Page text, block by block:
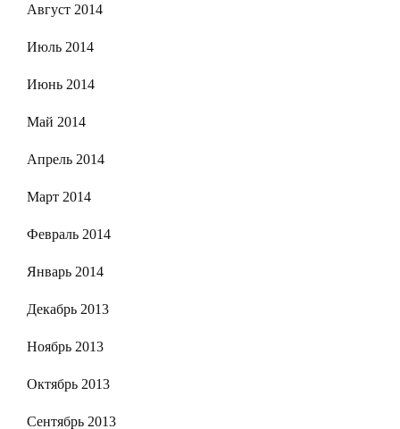
Август 2014
Июль 2014
Июнь 2014
Май 2014
Апрель 2014
Март 2014
Февраль 2014
Январь 2014
Декабрь 2013
Ноябрь 2013
Октябрь 2013
Сентябрь 2013